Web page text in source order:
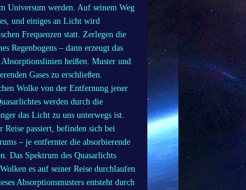
Universum werden. Auf seinem Weg
und einiges an Licht wird
Frequenzen statt. Zerlegen die
Regenbogens – dann erzeugt das
heißen. Muster und
Gases zu erschließen.
Wolke von der Entfernung jener
werden durch die
das Licht zu uns unterwegs ist.
passiert, befinden sich bei
– je entfernter die absorbierende
Das Spektrum des Quasarlichts
es auf seiner Reise durchlaufen
Absorptionsmusters entsteht durch